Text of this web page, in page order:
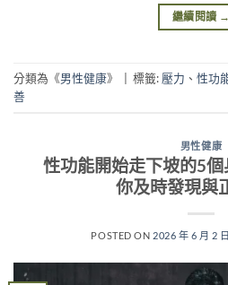
繼續閱讀 →
分類為《男性健康》 標籤: 壓力 、 性功
善
男性健康
性功能開始走下坡的5
你及時發現與
POSTED ON 2026 年 6 月 2 日